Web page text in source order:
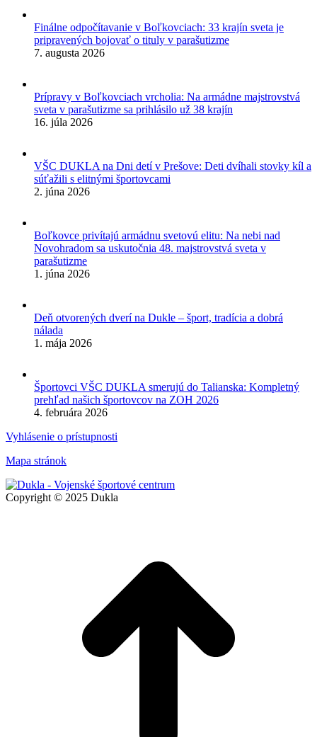
Finálne odpočítavanie v Boľkovciach: 33 krajín sveta je
pripravených bojovať o tituly v parašutizme
7. augusta 2026
Prípravy v Boľkovciach vrcholia: Na armádne majstrovstvá
sveta v parašutizme sa prihlásilo už 38 krajín
16. júla 2026
VŠC DUKLA na Dni detí v Prešove: Deti dvíhali stovky kíl a
súťažili s elitnými športovcami
2. júna 2026
Boľkovce privítajú armádnu svetovú elitu: Na nebi nad
Novohradom sa uskutočnia 48. majstrovstvá sveta v
parašutizme
1. júna 2026
Deň otvorených dverí na Dukle – šport, tradícia a dobrá
nálada
1. mája 2026
Športovci VŠC DUKLA smerujú do Talianska: Kompletný
prehľad našich športovcov na ZOH 2026
4. februára 2026
Vyhlásenie o prístupnosti
Mapa stránok
Copyright © 2025 Dukla